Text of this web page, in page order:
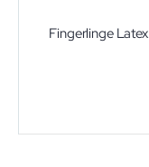
Fingerlinge